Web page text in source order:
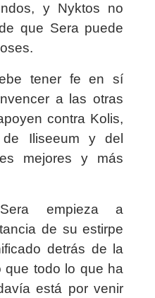
y Nyktos no
que Sera puede
tener fe en sí
a las otras
contra Kolis,
Iliseeum y del
mejores y más
empieza a
de su estirpe
detrás de la
que todo lo que ha
está por venir